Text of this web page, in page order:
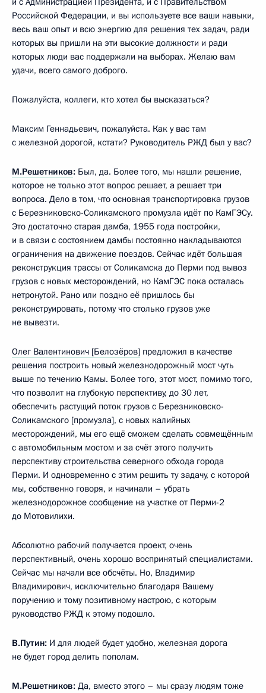
Российской Федерации, и вы используете все ваши навыки,
весь ваш опыт и всю энергию для решения тех задач, ради
которых вы пришли на эти высокие должности и ради
которых люди вас поддержали на выборах. Желаю вам
удачи, всего самого доброго.
Пожалуйста, коллеги, кто хотел бы высказаться?
Максим Геннадьевич, пожалуйста. Как у вас там
с железной дорогой, кстати? Руководитель РЖД был у вас?
М.Решетников: Был, да. Более того, мы нашли решение,
которое не только этот вопрос решает, а решает три
вопроса. Дело в том, что основная транспортировка грузов
с Березниковско-Соликамского промузла идёт по КамГЭСу.
Это достаточно старая дамба, 1955 года постройки,
и в связи с состоянием дамбы постоянно накладываются
ограничения на движение поездов. Сейчас идёт большая
реконструкция трассы от Соликамска до Перми под вывоз
грузов с новых месторождений, но КамГЭС пока осталась
нетронутой. Рано или поздно её пришлось бы
реконструировать, потому что столько грузов уже
не вывезти.
Олег Валентинович [Белозёров] предложил в качестве
решения построить новый железнодорожный мост чуть
выше по течению Камы. Более того, этот мост, помимо того,
что позволит на глубокую перспективу, до 30 лет,
обеспечить растущий поток грузов с Березниковско-
Соликамского [промузла], с новых калийных
месторождений, мы его ещё сможем сделать совмещённым
с автомобильным мостом и за счёт этого получить
перспективу строительства северного обхода города
Перми. И одновременно с этим решить ту задачу, с которой
мы, собственно говоря, и начинали – убрать
железнодорожное сообщение на участке от Перми-2
до Мотовилихи.
Абсолютно рабочий получается проект, очень
перспективный, очень хорошо воспринятый специалистами.
Сейчас мы начали все обсчёты. Но, Владимир
Владимирович, исключительно благодаря Вашему
поручению и тому позитивному настрою, с которым
руководство РЖД к этому подошло.
В.Путин: И для людей будет удобно, железная дорога
не будет город делить пополам.
М.Решетников: Да, вместо этого – мы сразу людям тоже